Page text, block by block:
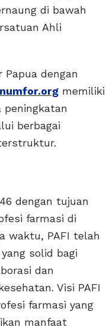
di bawah
Ahli
Papua dengan
memiliki
peningkatan
berbagai
dengan tujuan
farmasi di
waktu, PAFI telah
solid bagi
dan
Visi PAFI
farmasi yang
manfaat